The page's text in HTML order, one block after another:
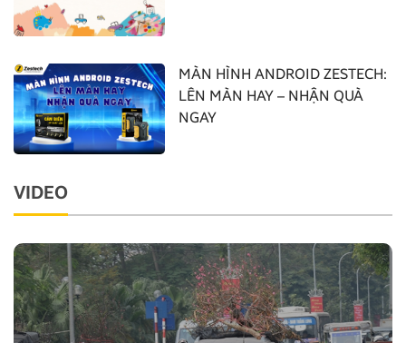
MÀN HÌNH ANDROID ZESTECH:
LÊN MÀN HAY – NHẬN QUÀ
NGAY
VIDEO